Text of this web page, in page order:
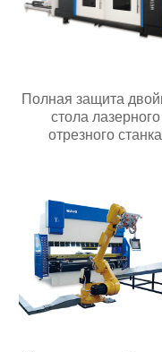
Полная защита
стола лазерного
отрезного станка